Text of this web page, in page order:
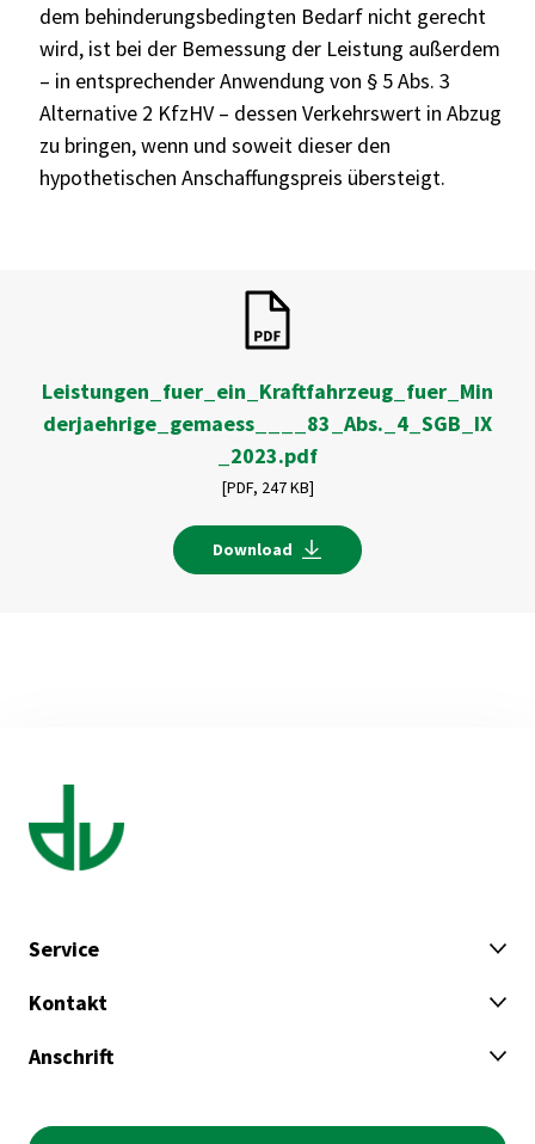
dem behinderungsbedingten Bedarf nicht gerecht
wird, ist bei der Bemessung der Leistung außerdem
– in entsprechender Anwendung von § 5 Abs. 3
Alternative 2 KfzHV – dessen Verkehrswert in Abzug
zu bringen, wenn und soweit dieser den
hypothetischen Anschaffungspreis übersteigt.
Leistungen_fuer_ein_Kraftfahrzeug_fuer_Min
derjaehrige_gemaess____83_Abs._4_SGB_IX
_2023.pdf
[PDF, 247 KB]
Download
Service
Kontakt
Anschrift